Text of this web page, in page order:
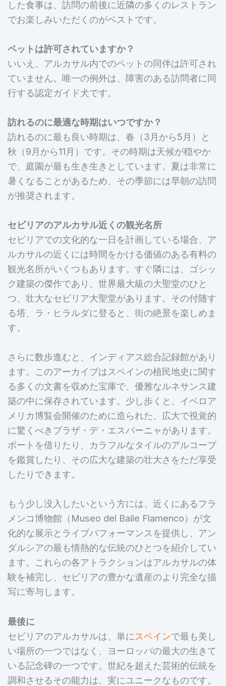
した食事は、訪問の前後に近隣の多くのレストラン
でお楽しみいただくのがベストです。
ペットは許可されていますか？
いいえ、アルカサル内でのペットの同伴は許可され
ていません。唯一の例外は、障害のある訪問者に同
行する認定ガイド犬です。
訪れるのに最適な時期はいつですか？
訪れるのに最も良い時期は、春（3月から5月）と
秋（9月から11月）です。その時期は天候が穏やか
で、庭園が最も生き生きとしています。夏は非常に
暑くなることがあるため、その季節には早朝の訪問
が推奨されます。
セビリアのアルカサル近くの観光名所
セビリアでの文化的な一日を計画している場合、ア
ルカサルの近くには時間をかける価値のある有料の
観光名所がいくつもあります。すぐ隣には、ゴシッ
ク建築の傑作であり、世界最大級の大聖堂のひと
つ、壮大なセビリア大聖堂があります。その付随す
る塔、ラ・ヒラルダに登ると、街の絶景を楽しめま
す。
さらに数歩進むと、インディアス総合記録館があり
ます。このアーカイブはスペインの植民地史に関す
る多くの文書を収めた宝庫で、優雅なルネサンス建
築の中に保存されています。少し歩くと、イベロア
メリカ博覧会開催のために造られた、広大で視覚的
に驚くべきプラザ・デ・エスパーニャがあります。
ボートを借りたり、カラフルなタイルのアルコーブ
を鑑賞したり、その広大な建築の壮大さをただ享受
したりできます。
もう少し没入したいという方には、近くにあるフラ
メンコ博物館（Museo del Baile Flamenco）が文
化的な展示とライブパフォーマンスを提供し、アン
ダルシアの最も情熱的な伝統のひとつを紹介してい
ます。これらの各アトラクションはアルカサルの体
験を補完し、セビリアの豊かな遺産のより完全な描
写に寄与します。
最後に
セビリアのアルカサルは、単に スペインで最も美し
い場所の一つではなく、ヨーロッパの最大の生きて
いる記念碑の一つです。世紀を超えた芸術的伝統を
調和させるその能力は、実にユニークなものです。